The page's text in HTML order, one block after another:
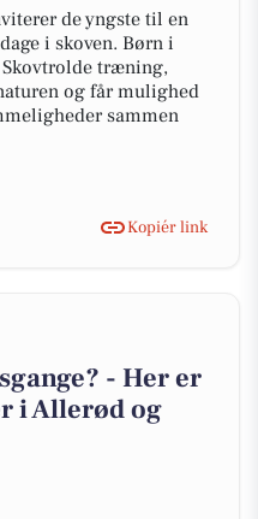
de yngste til en
i skoven. Børn i
træning,
og får mulighed
sammen
Kopiér link
- Her er
i Allerød og